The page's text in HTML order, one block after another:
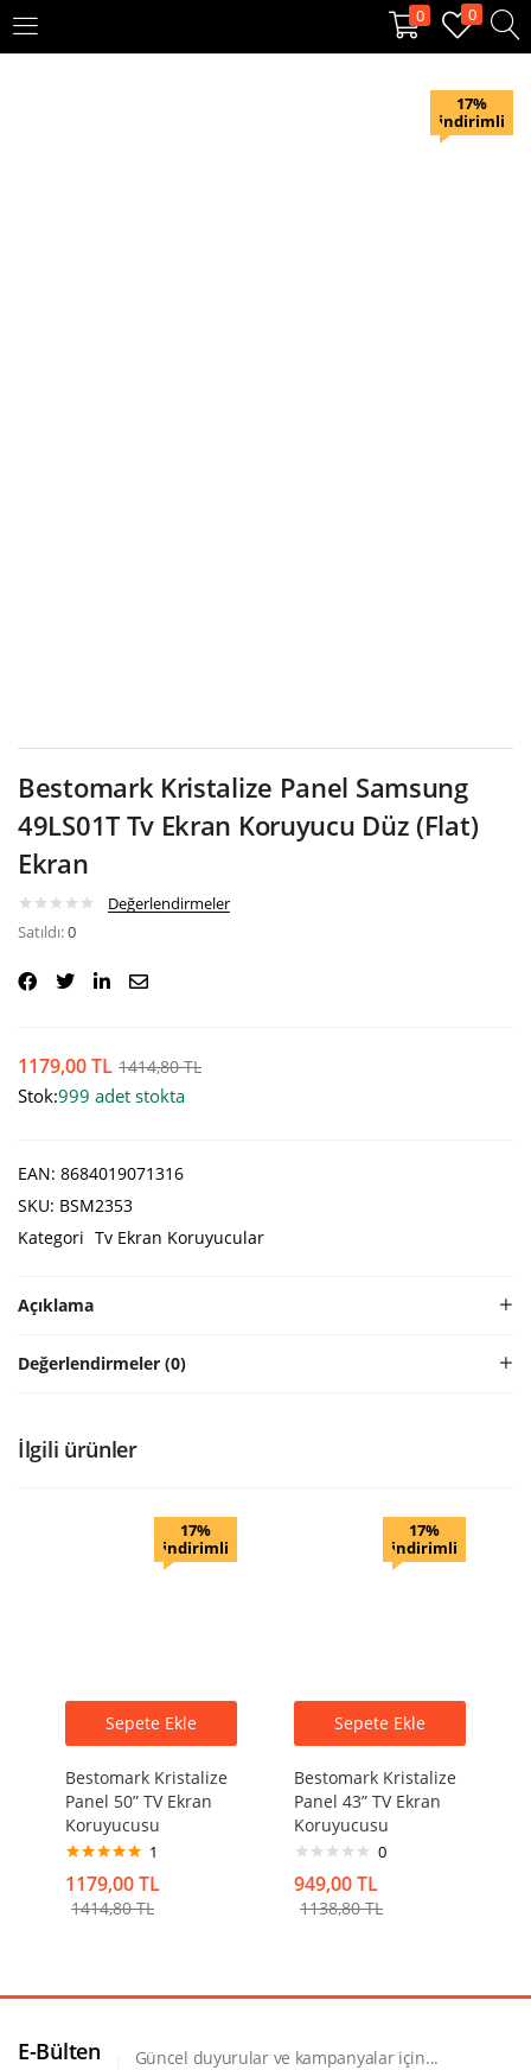
0 0
KAYIT OL
17%
indirimli
Bestomark Kristalize Panel Samsung
49LS01T Tv Ekran Koruyucu Düz (Flat)
Ekran
Değerlendirmeler
Satıldı:0
1179,00TL 1414,80TL
Stok:999 adet stokta
EAN: 8684019071316
SKU: BSM2353
Kategori Tv Ekran Koruyucular
Açıklama
Değerlendirmeler (0)
İlgili ürünler
17%
indirimli
Sepete Ekle
Bestomark Kristalize
Panel 50” TV Ekran
Koruyucusu
5.00oy aldı
1
1179,00TL
1414,80TL
17%
indirimli
Sepete Ekle
Bestomark Kristalize
Panel 43” TV Ekran
Koruyucusu
0
949,00TL
1138,80TL
E-Bülten Güncel duyurular ve kampanyalar için...